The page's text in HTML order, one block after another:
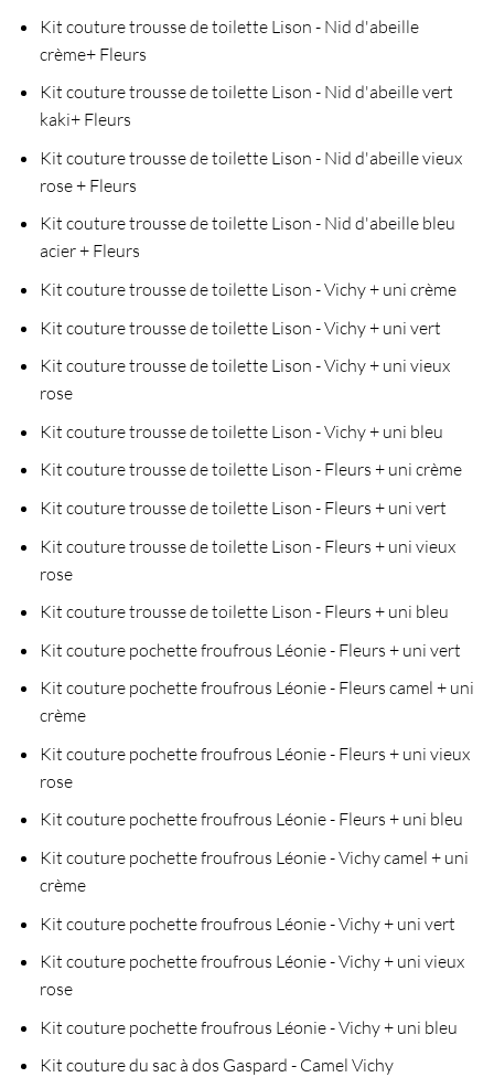
Kit couture trousse de toilette Lison - Nid d'abeille
crème+ Fleurs
Kit couture trousse de toilette Lison - Nid d'abeille vert
kaki+ Fleurs
Kit couture trousse de toilette Lison - Nid d'abeille vieux
rose + Fleurs
Kit couture trousse de toilette Lison - Nid d'abeille bleu
acier + Fleurs
Kit couture trousse de toilette Lison - Vichy + uni crème
Kit couture trousse de toilette Lison - Vichy + uni vert
Kit couture trousse de toilette Lison - Vichy + uni vieux
rose
Kit couture trousse de toilette Lison - Vichy + uni bleu
Kit couture trousse de toilette Lison - Fleurs + uni crème
Kit couture trousse de toilette Lison - Fleurs + uni vert
Kit couture trousse de toilette Lison - Fleurs + uni vieux
rose
Kit couture trousse de toilette Lison - Fleurs + uni bleu
Kit couture pochette froufrous Léonie - Fleurs + uni vert
Kit couture pochette froufrous Léonie - Fleurs camel + uni
crème
Kit couture pochette froufrous Léonie - Fleurs + uni vieux
rose
Kit couture pochette froufrous Léonie - Fleurs + uni bleu
Kit couture pochette froufrous Léonie - Vichy camel + uni
crème
Kit couture pochette froufrous Léonie - Vichy + uni vert
Kit couture pochette froufrous Léonie - Vichy + uni vieux
rose
Kit couture pochette froufrous Léonie - Vichy + uni bleu
Kit couture du sac à dos Gaspard - Camel Vichy